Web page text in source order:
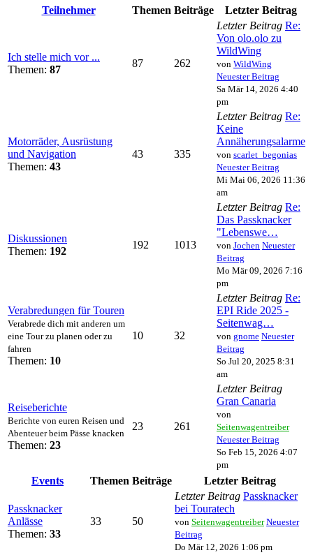
Teilnehmer Themen Beiträge Letzter Beitrag
Ich stelle mich vor ...
Themen: 87
87 262
Letzter Beitrag Re:
Von olo.olo zu
WildWing
von WildWing
Neuester Beitrag
Sa Mär 14, 2026 4:40
pm
Motorräder, Ausrüstung
und Navigation
Themen: 43
43 335
Letzter Beitrag Re:
Keine
Annäherungsalarme
von scarlet_begonias
Neuester Beitrag
Mi Mai 06, 2026 11:36
am
Diskussionen
Themen: 192
192 1013
Letzter Beitrag Re:
Das Passknacker
"Lebenswe…
von Jochen Neuester
Beitrag
Mo Mär 09, 2026 7:16
pm
Verabredungen für Touren
Verabrede dich mit anderen um
eine Tour zu planen oder zu
fahren
Themen: 10
10 32
Letzter Beitrag Re:
EPI Ride 2025 -
Seitenwag…
von gnome Neuester
Beitrag
So Jul 20, 2025 8:31
am
Reiseberichte
Berichte von euren Reisen und
Abenteuer beim Pässe knacken
Themen: 23
23 261
Letzter Beitrag
Gran Canaria
von
Seitenwagentreiber
Neuester Beitrag
So Feb 15, 2026 4:07
pm
Events Themen Beiträge Letzter Beitrag
Passknacker
Anlässe
Themen: 33
33 50
Letzter Beitrag Passknacker
bei Touratech
von Seitenwagentreiber Neuester
Beitrag
Do Mär 12, 2026 1:06 pm